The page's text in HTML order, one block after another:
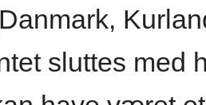
sluttes med